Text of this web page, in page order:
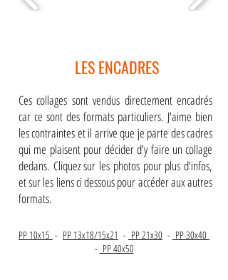
LES ENCADRES
Ces collages sont vendus directement encadrés
car ce sont des formats particuliers. J'aime bien
les contraintes et il arrive que je parte des cadres
qui me plaisent pour décider d'y faire un collage
dedans. Cliquez sur les photos pour plus d'infos,
et sur les liens ci dessous pour accéder aux autres
formats.
PP 10x15 - PP 13x18/15x21 - PP 21x30 - PP 30x40
- PP 40x50